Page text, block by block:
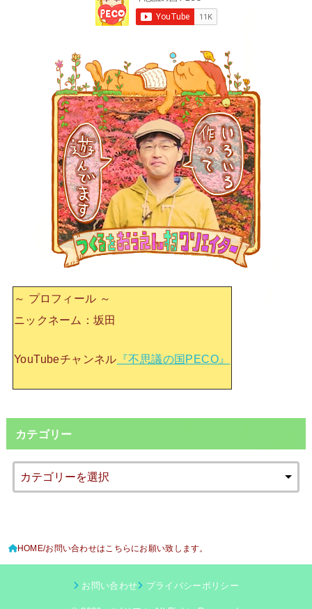
～ プロフィール ～
ニックネーム：坂田
YouTubeチャンネル 『不思議の国PECO』
カテゴリー
HOME お問い合わせはこちらにお願い致します。
お問い合わせ プライバシーポリシー